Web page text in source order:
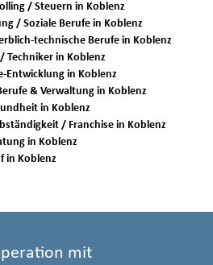
Jobs für Finanzen / Controlling / Steuern in Koblenz
Jobs für Bildung / Erziehung / Soziale Berufe in Koblenz
Jobs für Handwerk / gewerblich-technische Berufe in Koblenz
Jobs für Ingenieurberufe / Techniker in Koblenz
Jobs für IT / TK / Software-Entwicklung in Koblenz
Jobs für Kaufmännische Berufe & Verwaltung in Koblenz
Jobs für Medizin und Gesundheit in Koblenz
Jobs für Freiberufler / Selbständigkeit / Franchise in Koblenz
Jobs für Consulting / Beratung in Koblenz
Jobs für Vertrieb / Verkauf in Koblenz
mit